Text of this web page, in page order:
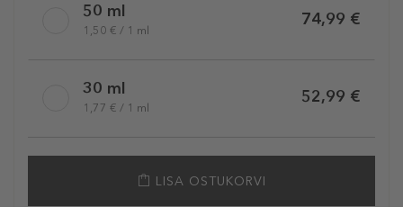
50 ml
1,50 € / 1 ml
74,99 €
30 ml
1,77 € / 1 ml
52,99 €
LISA OSTUKORVI